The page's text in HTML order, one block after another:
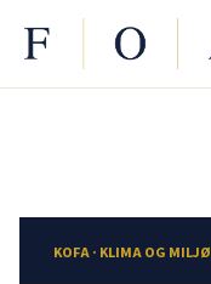
KOFA · KLIMA OG MILJØ